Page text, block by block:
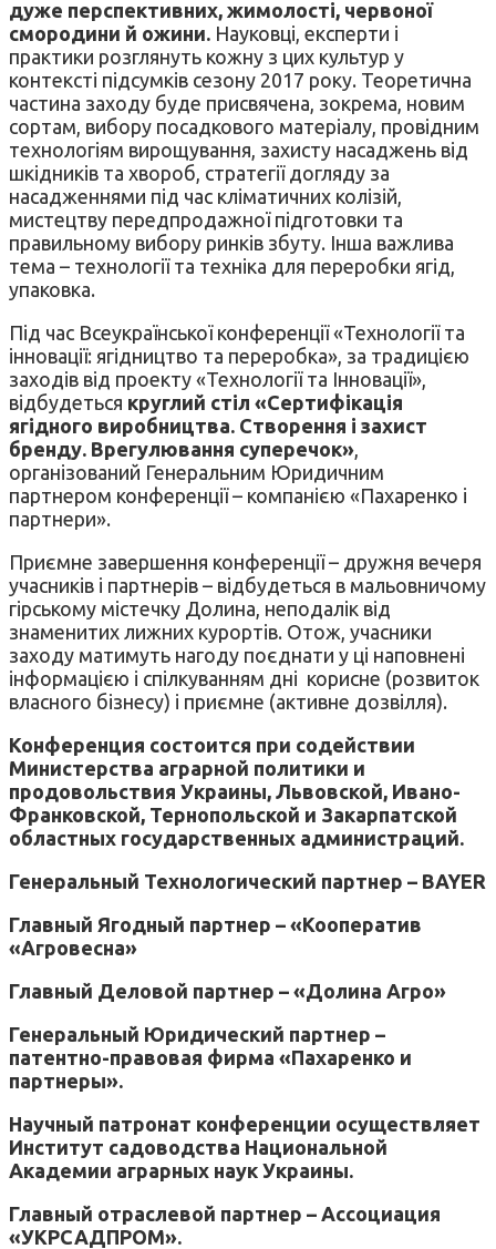
дуже перспективних, жимолості, червоної
смородини й ожини. Науковці, експерти і
практики розглянуть кожну з цих культур у
контексті підсумків сезону 2017 року. Теоретична
частина заходу буде присвячена, зокрема, новим
сортам, вибору посадкового матеріалу, провідним
технологіям вирощування, захисту насаджень від
шкідників та хвороб, стратегії догляду за
насадженнями під час кліматичних колізій,
мистецтву передпродажної підготовки та
правильному вибору ринків збуту. Інша важлива
тема – технології та техніка для переробки ягід,
упаковка.
Під час Всеукраїнської конференції «Технології та
інновації: ягідництво та переробка», за традицією
заходів від проекту «Технології та Інновації»,
відбудеться круглий стіл «Сертифікація
ягідного виробництва. Створення і захист
бренду. Врегулювання суперечок»
організований Генеральним Юридичним
партнером конференції – компанією «Пахаренко і
партнери».
Приємне завершення конференції – дружня вечеря
учасників і партнерів – відбудеться в мальовничому
гірському містечку Долина, неподалік від
знаменитих лижних курортів. Отож, учасники
заходу матимуть нагоду поєднати у ці наповнені
інформацією і спілкуванням дні корисне (розвиток
власного бізнесу) і приємне (активне дозвілля).
Конференция состоится при содействии
Министерства аграрной политики и
продовольствия Украины, Львовской, Ивано-
Франковской, Тернопольской и Закарпатской
областных государственных администраций.
Генеральный Технологический партнер – BAYER
Главный Ягодный партнер – «Кооператив
«Агровесна»
Главный Деловой партнер – «Долина Агро»
Генеральный Юридический партнер –
патентно-правовая фирма «Пахаренко и
партнеры».
Научный патронат конференции осуществляет
Институт садоводства Национальной
Академии аграрных наук Украины.
Главный отраслевой партнер – Ассоциация
«УКРСАДПРОМ».